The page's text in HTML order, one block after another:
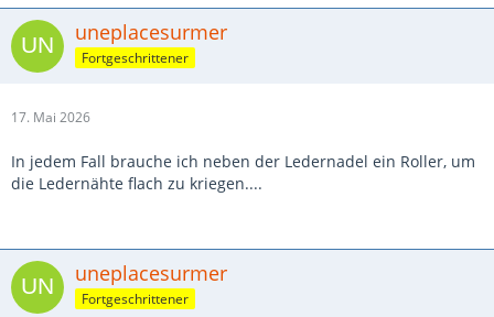
uneplacesurmer
Fortgeschrittener
17. Mai 2026
In jedem Fall brauche ich neben der Ledernadel ein Roller, um
die Ledernähte flach zu kriegen....
uneplacesurmer
Fortgeschrittener